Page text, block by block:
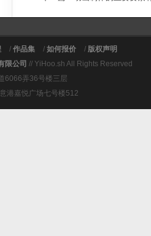
/ 作品集 / 如何报价 / 版权声明
限公司 // YiHoo.sh All Rights Reserved
6066弄36号楼三层
港嘉悦广场七号楼512